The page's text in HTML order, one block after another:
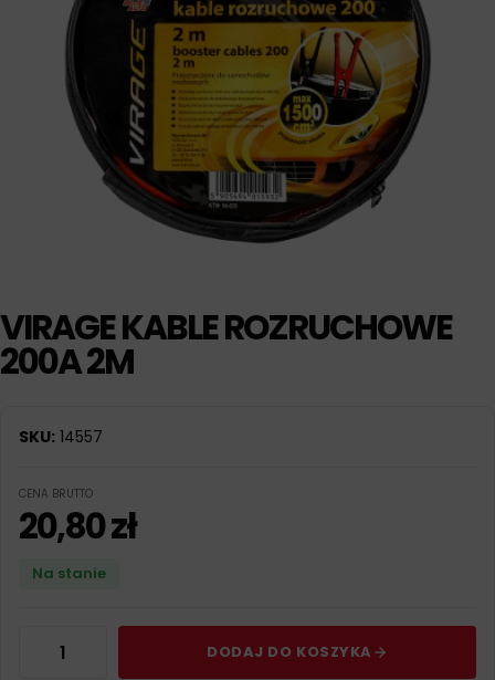
VIRAGE KABLE ROZRUCHOWE
200A 2M
SKU: 14557
CENA BRUTTO
20,80zł
Na stanie
DODAJ DO KOSZYKA